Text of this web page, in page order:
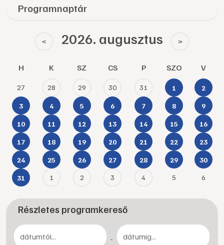
Programnaptár
< 2026. augusztus >
H K SZ CS P SZO V
27 28 29 30 31 1 2
3 4 5 6 7 8 9
10 11 12 13 14 15 16
17 18 19 20 21 22 23
24 25 26 27 28 29 30
31 1 2 3 4 5 6
Részletes programkereső
-